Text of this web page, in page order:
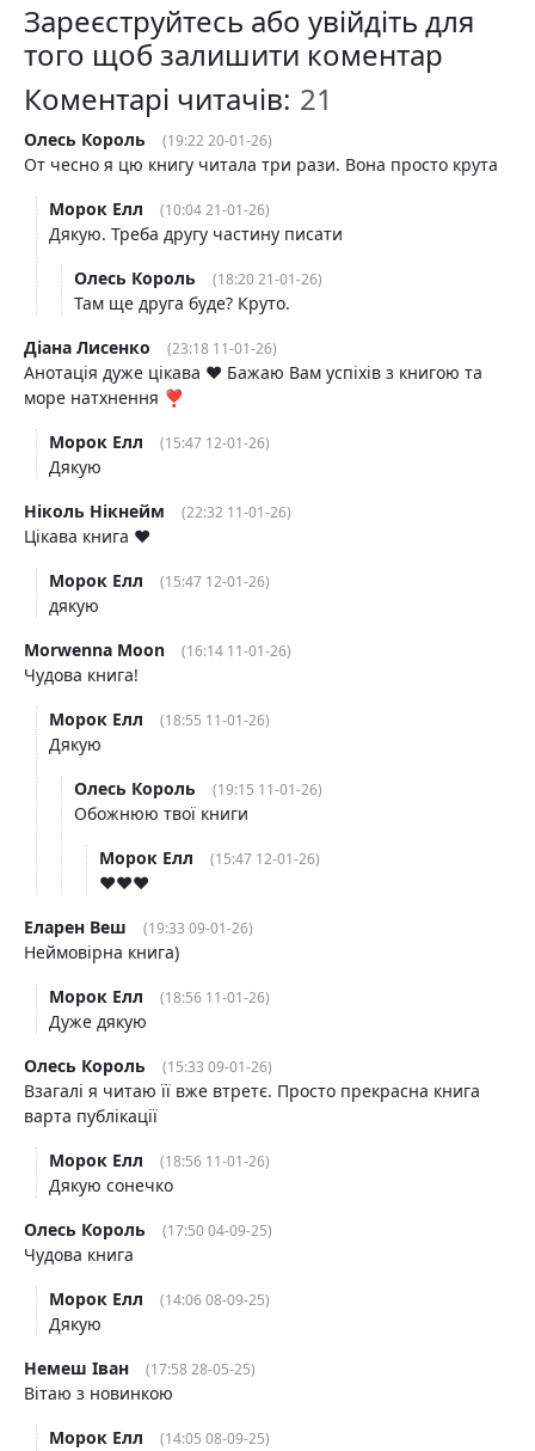
Зареєструйтесь або увійдіть для
того щоб залишити коментар
Коментарі читачів:
Oлесь Король (19:22 20-01-26)
От чесно я цю книгу читала три рази. Вона просто крута
Морок Елл
(10:04 21-01-26)
Дякую. Треба другу частину писати
Oлесь Король
(18:20 21-01-26)
Там ще друга буде? Круто.
Діана Лисенко
(23:18 11-01-26)
Анотація дуже цікава ❤️ Бажаю Вам успіхів з книгою та
море натхнення ❣️
Морок Елл
(15:47 12-01-26)
Дякую
Ніколь Нікнейм
(22:32 11-01-26)
Цікава книга ❤️
Морок Елл
(15:47 12-01-26)
дякую
Morwenna Moon
(16:14 11-01-26)
Чудова книга!
Морок Елл
(18:55 11-01-26)
Дякую
Oлесь Король
(19:15 11-01-26)
Обожнюю твої книги
Морок Елл
(15:47 12-01-26)
❤️❤️❤️
Еларен Веш
(19:33 09-01-26)
Неймовірна книга)
Морок Елл
(18:56 11-01-26)
Дуже дякую
Oлесь Король
(15:33 09-01-26)
Взагалі я читаю її вже втретє. Просто прекрасна книга
варта публікації
Морок Елл
(18:56 11-01-26)
Дякую сонечко
Oлесь Король
(17:50 04-09-25)
Чудова книга
Морок Елл
(14:06 08-09-25)
Дякую
Немеш Іван
(17:58 28-05-25)
Вітаю з новинкою
Морок Елл
(14:05 08-09-25)